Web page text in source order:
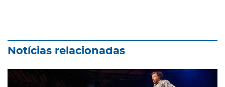
Notícias relacionadas